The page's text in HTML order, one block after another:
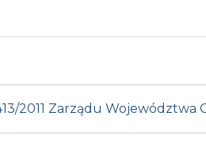
2011 Zarządu Województwa